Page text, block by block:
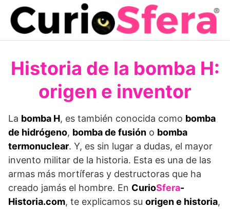
Saltar
contenido
Historia de la bomba H:
origen e inventor
La bomba H, es también conocida como bomba
de hidrógeno, bomba de fusión o bomba
termonuclear. Y, es sin lugar a dudas, el mayor
invento militar de la historia. Esta es una de las
armas más mortíferas y destructoras que ha
creado jamás el hombre. En CurioSfera-
Historia.com, te explicamos su origen e historia,